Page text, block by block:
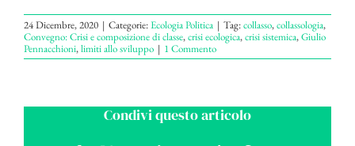
24 Dicembre, 2020 | Categorie:Ecologia Politica | Tag:collasso,collassologia,
Convegno: Crisi e composizione di classe,crisi ecologica,crisi sistemica,Giulio
Pennacchioni,limiti allo sviluppo | 1 Commento
Condivi questo articolo